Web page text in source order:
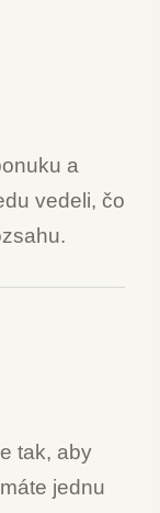
a
vedeli, čo
tak, aby
jednu